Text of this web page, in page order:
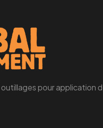
pour application